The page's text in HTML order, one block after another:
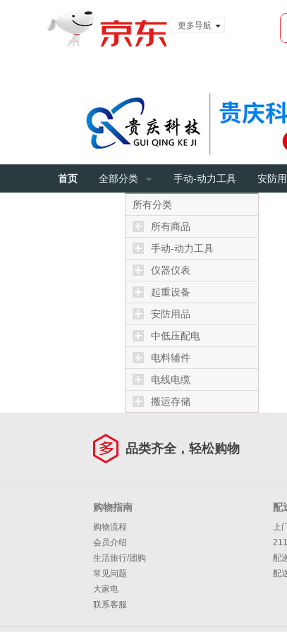
更多导航
首页 全部分类 手动-动力工具 安防
所有分类
所有商品
手动-动力工具
仪器仪表
起重设备
安防用品
中低压配电
电料辅件
电线电缆
搬运存储
品类齐全，轻松购物
购物指南
购物流程
会员介绍
生活旅行/团购
常见问题
大家电
联系客服
配
上
配
配